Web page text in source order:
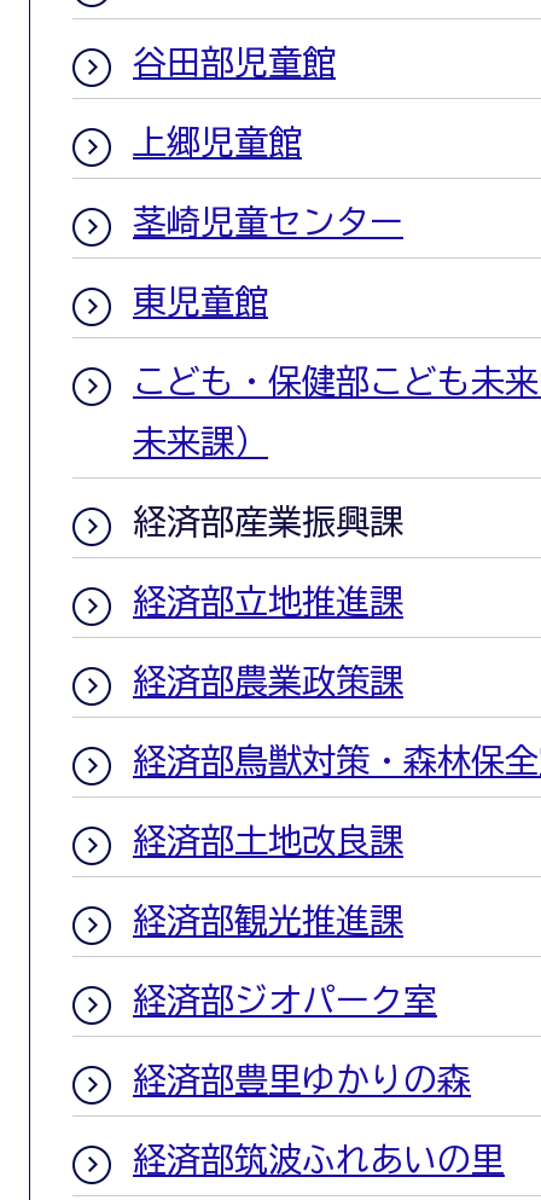
谷田部児童館
上郷児童館
茎崎児童センター
東児童館
こども・保健部こども未
未来課）
経済部産業振興課
経済部立地推進課
経済部農業政策課
経済部鳥獣対策・森林保
経済部土地改良課
経済部観光推進課
経済部ジオパーク室
経済部豊里ゆかりの森
経済部筑波ふれあいの里